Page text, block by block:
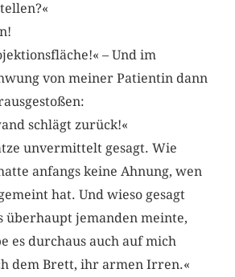
– Und im
von meiner Patientin dann
schlägt zurück!«
unvermittelt gesagt. Wie
anfangs keine Ahnung, wen
hat. Und wieso gesagt
überhaupt jemanden meinte,
es durchaus auch auf mich
dem Brett, ihr armen Irren.«